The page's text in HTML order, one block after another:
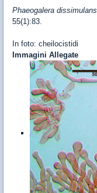
Phaeogalera dissimulans
55(1):83.
In foto: cheilocistidi
Immagini Allegate